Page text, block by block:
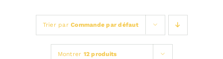
LUMINAIRES INTERIEUR
ECLAIRAGE LED
Trier parCommande par défaut
Montrer 12 produits